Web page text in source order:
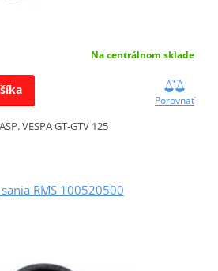
Na centrálnom sklade
Porovnať
VESPA GT-GTV 125
RMS 100520500